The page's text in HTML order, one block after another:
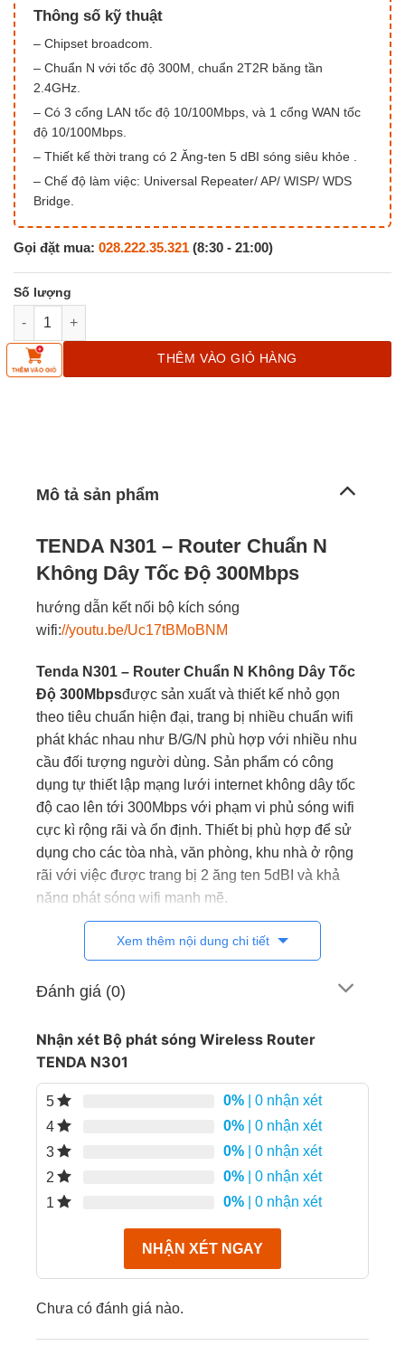
Thông số kỹ thuật
– Chipset broadcom.
– Chuẩn N với tốc độ 300M, chuẩn 2T2R băng tần
2.4GHz.
– Có 3 cổng LAN tốc độ 10/100Mbps, và 1 cổng WAN tốc
độ 10/100Mbps.
– Thiết kế thời trang có 2 Ăng-ten 5 dBI sóng siêu khỏe .
– Chế độ làm việc: Universal Repeater/ AP/ WISP/ WDS
Bridge.
Gọi đặt mua: 028.222.35.321 (8:30 - 21:00)
Bộ phát sóng Wireless Router TENDA N301 số lượng
THÊM VÀO GIỎ HÀNG
Mô tả sản phẩm
TENDA N301 – Router Chuẩn N
Không Dây Tốc Độ 300Mbps
hướng dẫn kết nối bộ kích sóng
wifi://youtu.be/Uc17tBMoBNM
Tenda N301 – Router Chuẩn N Không Dây Tốc
Độ 300Mbpsđược sản xuất và thiết kế nhỏ gọn
theo tiêu chuẩn hiện đại, trang bị nhiều chuẩn wifi
phát khác nhau như B/G/N phù hợp với nhiều nhu
cầu đối tượng người dùng. Sản phẩm có công
dụng tự thiết lập mạng lưới internet không dây tốc
độ cao lên tới 300Mbps với phạm vi phủ sóng wifi
cực kì rộng rãi và ổn định. Thiết bị phù hợp để sử
dụng cho các tòa nhà, văn phòng, khu nhà ở rộng
rãi với việc được trang bị 2 ăng ten 5dBI và khả
năng phát sóng wifi mạnh mẽ.
Thông tin sản phẩm
Xem thêm nội dung chi tiết
Đánh giá (0)
Nhận xét Bộ phát sóng Wireless Router
TENDA N301
5 0% | 0 nhận xét
4
0% | 0 nhận xét
3
0% | 0 nhận xét
2
0% | 0 nhận xét
1
0% | 0 nhận xét
NHẬN XÉT NGAY
Chưa có đánh giá nào.